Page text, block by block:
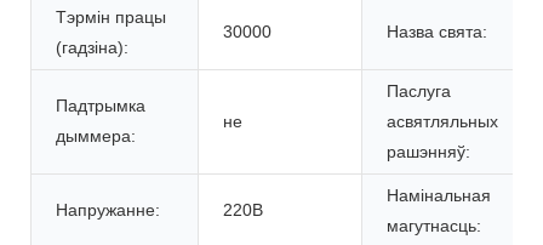
Тэрмін працы
(гадзіна):
30000 Назва свята:
Падтрымка
дыммера:
не
Паслуга
асвятляльных
рашэнняў:
Напружанне: 220В
Намінальная
магутнасць: